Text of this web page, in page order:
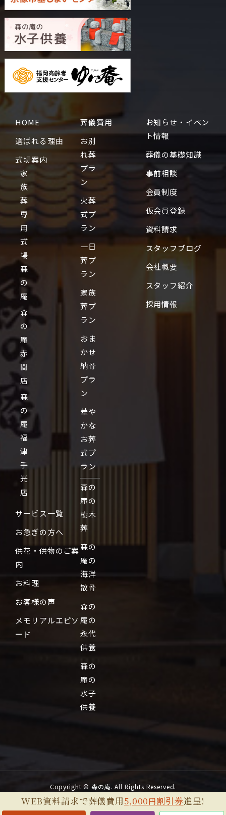
HOME
選ばれる理由
式場案内
家
族
葬
専
用
式
場
森
の
庵
森
の
庵
赤
間
店
森
の
庵
福
津
手
光
店
サービス一覧
お急ぎの方へ
供花・供物のご案
内
お料理
お客様の声
メモリアルエピソ
ード
葬儀費用
お別
れ葬
プラ
ン
火葬
式プ
ラン
一日
葬プ
ラン
家族
葬プ
ラン
おま
かせ
納骨
プラ
ン
華や
かな
お葬
式プ
ラン
森の
庵の
樹木
葬
森の
庵の
海洋
散骨
森の
庵の
永代
供養
森の
庵の
水子
供養
お知らせ・イベン
ト情報
葬儀の基礎知識
事前相談
会員制度
仮会員登録
資料請求
スタッフブログ
会社概要
スタッフ紹介
採用情報
Copyright © 森の庵. All Rights Reserved.
WEB資料請求で葬儀費用5,000円割引券進呈!